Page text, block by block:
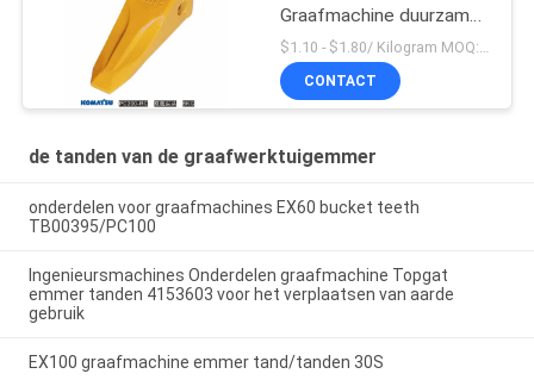
Graafmachine duurzame
emmertanden voor
Komatsu
$1.10 - $1.80/ Kilogram MOQ:100 Kilogram/Kilogram
CONTACT
de tanden van de graafwerktuigemmer
onderdelen voor graafmachines EX60 bucket teeth
TB00395/PC100
Ingenieursmachines Onderdelen graafmachine Topgat
emmer tanden 4153603 voor het verplaatsen van aarde
gebruik
EX100 graafmachine emmer tand/tanden 30S